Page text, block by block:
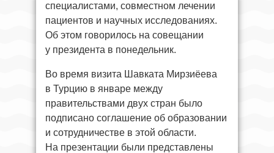
специалистами, совместном лечении
пациентов и научных исследованиях.
Об этом говорилось на совещании
у президента в понедельник.
Во время визита Шавката Мирзиёева
в Турцию в январе между
правительствами двух стран было
подписано соглашение об образовании
и сотрудничестве в этой области.
На презентации были представлены